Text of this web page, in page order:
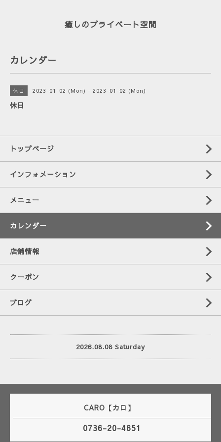
癒しのプライベート空間
カレンダー
休日 2023-01-02 (Mon) - 2023-01-02 (Mon)
休日
トップページ
インフォメーション
メニュー
カレンダー
店舗情報
クーポン
ブログ
2026.08.08 Saturday
CARO【カロ】
0736-20-4651